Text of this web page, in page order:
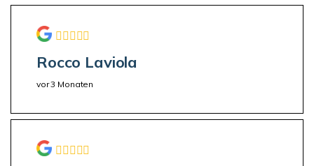
Rocco Laviola
vor 3 Monaten